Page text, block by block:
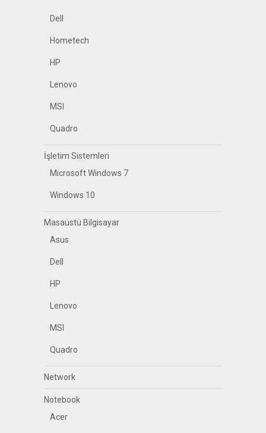
Dell
Hometech
HP
Lenovo
MSI
Quadro
İşletim Sistemleri
Microsoft Windows 7
Windows 10
Masaüstü Bilgisayar
Asus
Dell
HP
Lenovo
MSI
Quadro
Network
Notebook
Acer